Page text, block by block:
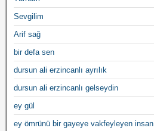
Sevgilim
Arif sağ
bir defa sen
dursun ali erzincanlı ayrılık
dursun ali erzincanlı gelseydin
ey gül
ey ömrünü bir gayeye vakfeyleyen insan